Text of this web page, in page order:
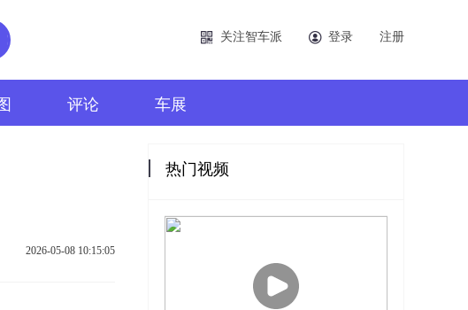
关注智车派 登录 注册
评论 车展
2026-05-08 10:15:05
热门视频